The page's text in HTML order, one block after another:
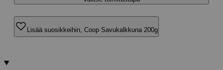
Lisää suosikkeihin, Coop Savukalkkuna 200g